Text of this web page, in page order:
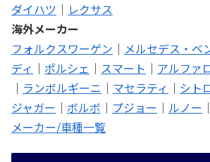
ダイハツ ｜ レクサス
海外メーカー
フォルクスワーゲン ｜ メルセデス・ベ
ディ ｜ ポルシェ ｜ スマート ｜ アルファ
｜ ランボルギーニ ｜ マセラティ ｜ シト
ジャガー ｜ ボルボ ｜ プジョー ｜ ルノー ｜
メーカー/車種一覧